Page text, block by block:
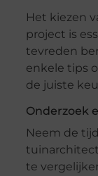
Het kiezen
project is
tevreden
enkele tips
de juiste
Onderzoek
Neem de
te